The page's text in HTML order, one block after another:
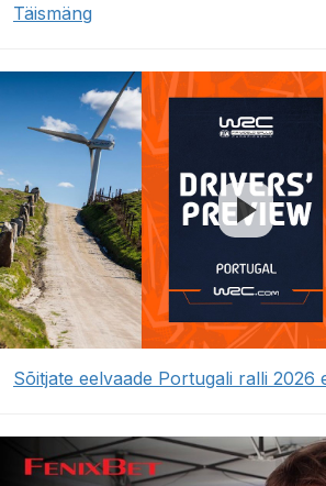
Täismäng
Sõitjate eelvaade Portugali ralli 2026